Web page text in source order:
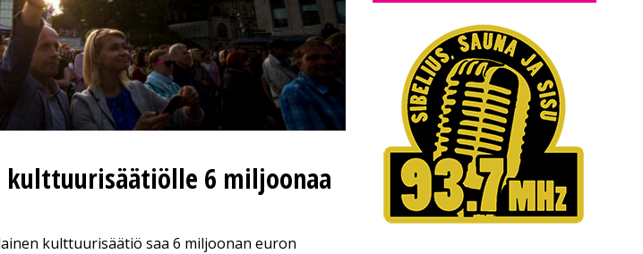
kulttuurisäätiölle 6 miljoonaa
kulttuurisäätiö saa 6 miljoonan euron